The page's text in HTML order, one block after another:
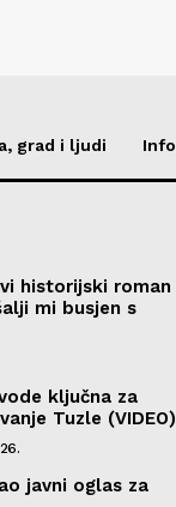
grad i ljudi Info
historijski roman
mi busjen s
ključna za
Tuzle (VIDEO)
javni oglas za